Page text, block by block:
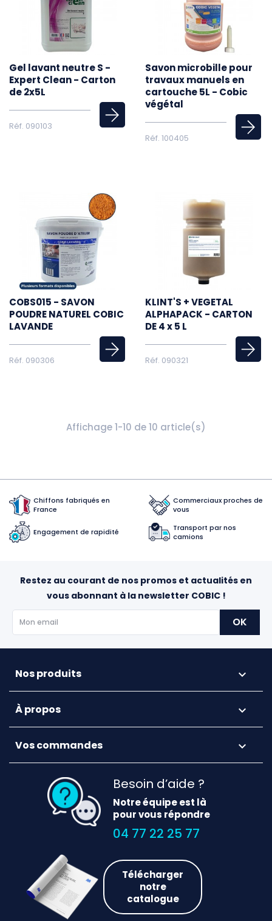
Gel lavant neutre S -
Expert Clean - Carton
de 2x5L
Réf. 090103
Savon microbille pour
travaux manuels en
cartouche 5L - Cobic
végétal
Réf. 100405
COBS015 - SAVON
POUDRE NATUREL COBIC
LAVANDE
Réf. 090306
KLINT'S + VEGETAL
ALPHAPACK - CARTON
DE 4 x 5 L
Réf. 090321
Affichage 1-10 de 10 article(s)
Chiffons fabriqués en
France
Commerciaux proches de
vous
Engagement de rapidité
Transport par nos
camions
Restez au courant de nos promos et actualités en
vous abonnant à la newsletter COBIC !
Nos produits 
À propos 
Vos commandes 
Besoin d’aide ?
Notre équipe est là
pour vous répondre
04 77 22 25 77
Télécharger
notre
catalogue